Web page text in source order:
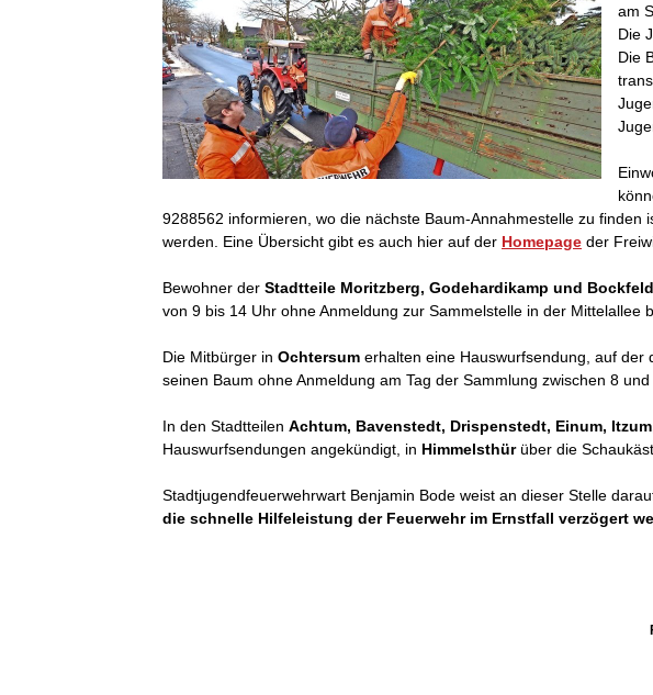
am
Die
Die
9288562 informieren, wo die nächste Baum-Annahmestelle zu
werden. Eine Übersicht gibt es auch hier auf der Homepage der
Bewohner der Stadtteile Moritzberg, Godehardikamp und Bockfeld
von 9 bis 14 Uhr ohne Anmeldung zur Sammelstelle in der
Die Mitbürger in Ochtersum erhalten eine Hauswurfsendung, auf der
seinen Baum ohne Anmeldung am Tag der Sammlung zwischen 8
In den Stadtteilen Achtum, Bavenstedt, Drispenstedt, Einum,
Hauswurfsendungen angekündigt, in Himmelsthürüber die
Stadtjugendfeuerwehrwart Benjamin Bode weist an dieser Stelle
die schnelle Hilfeleistung der Feuerwehr im Ernstfall verzögert